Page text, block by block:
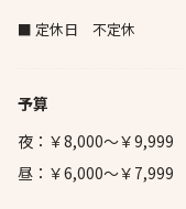
■ 定休日 不定休
予算
夜：￥8,000～￥9,999
昼：￥6,000～￥7,999